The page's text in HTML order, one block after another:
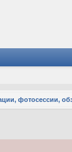
фотосессии,